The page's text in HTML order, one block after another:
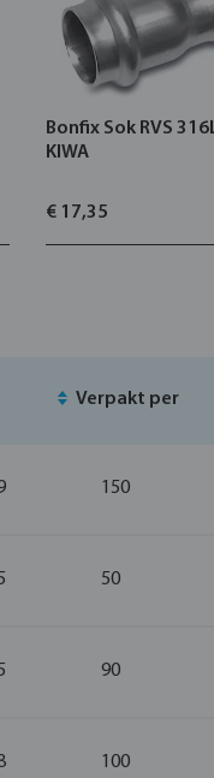
Bonfix Sok RVS
KIWA
€ 17,35
Verpakt per
150
50
90
100